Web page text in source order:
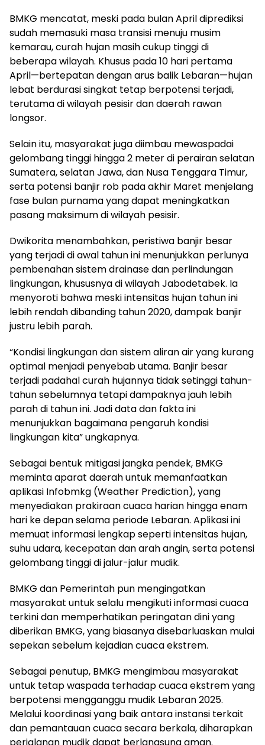
BMKG mencatat, meski pada bulan April diprediksi
sudah memasuki masa transisi menuju musim
kemarau, curah hujan masih cukup tinggi di
beberapa wilayah. Khusus pada 10 hari pertama
April—bertepatan dengan arus balik Lebaran—hujan
lebat berdurasi singkat tetap berpotensi terjadi,
terutama di wilayah pesisir dan daerah rawan
longsor.
Selain itu, masyarakat juga diimbau mewaspadai
gelombang tinggi hingga 2 meter di perairan selatan
Sumatera, selatan Jawa, dan Nusa Tenggara Timur,
serta potensi banjir rob pada akhir Maret menjelang
fase bulan purnama yang dapat meningkatkan
pasang maksimum di wilayah pesisir.
Dwikorita menambahkan, peristiwa banjir besar
yang terjadi di awal tahun ini menunjukkan perlunya
pembenahan sistem drainase dan perlindungan
lingkungan, khususnya di wilayah Jabodetabek. Ia
menyoroti bahwa meski intensitas hujan tahun ini
lebih rendah dibanding tahun 2020, dampak banjir
justru lebih parah.
“Kondisi lingkungan dan sistem aliran air yang kurang
optimal menjadi penyebab utama. Banjir besar
terjadi padahal curah hujannya tidak setinggi tahun-
tahun sebelumnya tetapi dampaknya jauh lebih
parah di tahun ini. Jadi data dan fakta ini
menunjukkan bagaimana pengaruh kondisi
lingkungan kita” ungkapnya.
Sebagai bentuk mitigasi jangka pendek, BMKG
meminta aparat daerah untuk memanfaatkan
aplikasi Infobmkg (Weather Prediction), yang
menyediakan prakiraan cuaca harian hingga enam
hari ke depan selama periode Lebaran. Aplikasi ini
memuat informasi lengkap seperti intensitas hujan,
suhu udara, kecepatan dan arah angin, serta potensi
gelombang tinggi di jalur-jalur mudik.
BMKG dan Pemerintah pun mengingatkan
masyarakat untuk selalu mengikuti informasi cuaca
terkini dan memperhatikan peringatan dini yang
diberikan BMKG, yang biasanya disebarluaskan mulai
sepekan sebelum kejadian cuaca ekstrem.
Sebagai penutup, BMKG mengimbau masyarakat
untuk tetap waspada terhadap cuaca ekstrem yang
berpotensi mengganggu mudik Lebaran 2025.
Melalui koordinasi yang baik antara instansi terkait
dan pemantauan cuaca secara berkala, diharapkan
perjalanan mudik dapat berlangsung aman.